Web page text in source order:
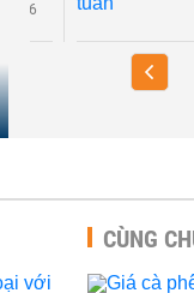
2026
CÙNG